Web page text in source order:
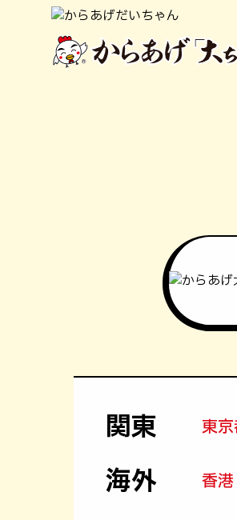
関東 東
海外 香港